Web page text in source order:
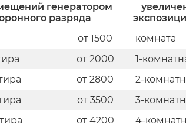
генератором
разряда
от 1500
от 2000
от 2800
от 3500
от 4200
комната
1-
2-
3-
4-